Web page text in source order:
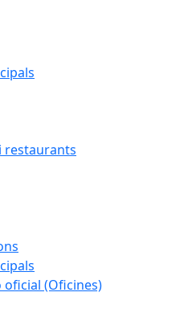
restaurants
(Oficines)